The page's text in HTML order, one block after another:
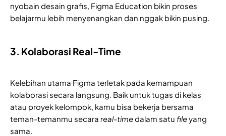
nyobain desain grafis, Figma Education bikin proses
belajarmu lebih menyenangkan dan nggak bikin pusing.
3. Kolaborasi Real-Time
Kelebihan utama Figma terletak pada kemampuan
kolaborasi secara langsung. Baik untuk tugas di kelas
atau proyek kelompok, kamu bisa bekerja bersama
teman-temanmu secara real-timedalam satu fileyang
sama.